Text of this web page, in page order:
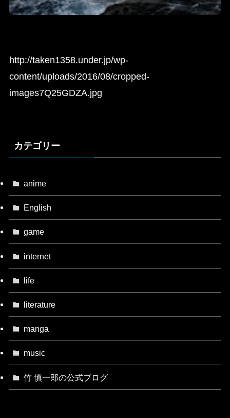
http://taken1358.under.jp/wp-
content/uploads/2016/08/cropped-
images7Q25GDZA.jpg
カテゴリー
anime
English
game
internet
life
literature
manga
music
竹 慎一郎の公式ブログ